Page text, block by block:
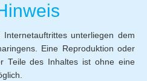
unterliegen dem
Eine Reproduktion oder
Teile des Inhaltes ist ohne eine